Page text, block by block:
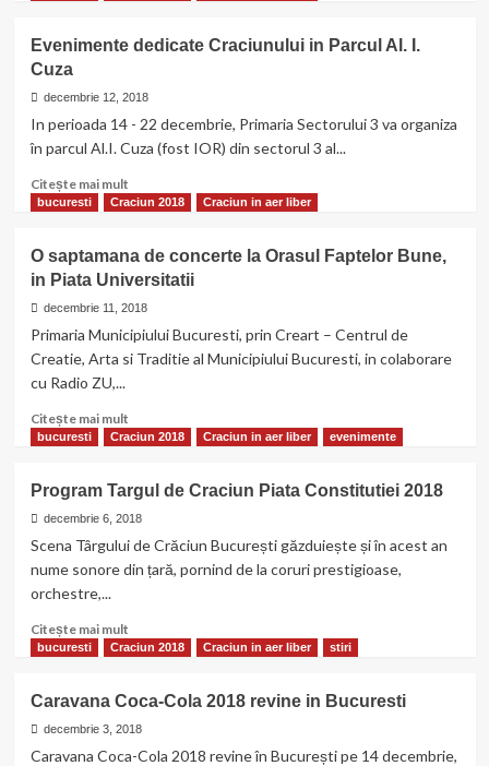
10
libere
bugetari
intre
decembrie
2
ianuarie
2019
Evenimente dedicate Craciunului in Parcul Al. I.
Cuza
decembrie 12, 2018
In perioada 14 - 22 decembrie, Primaria Sectorului 3 va organiza
în parcul Al.I. Cuza (fost IOR) din sectorul 3 al...
Citește mai multCitește
mai
Evenimente
dedicate
Craciunului
Parcul
Al.
bucuresti Craciun 2018 Craciun in aer liber
O saptamana de concerte la Orasul Faptelor Bune,
in Piata Universitatii
decembrie 11, 2018
Primaria Municipiului Bucuresti, prin Creart – Centrul de
Creatie, Arta si Traditie al Municipiului Bucuresti, in colaborare
cu Radio ZU,...
Citește mai multCitește
mai
O
saptamana
de
la
Bune,
Universitatii
bucuresti Craciun 2018 Craciun in aer liber evenimente
Program Targul de Craciun Piata Constitutiei 2018
decembrie 6, 2018
Scena Târgului de Crăciun București găzduiește și în acest an
nume sonore din țară, pornind de la coruri prestigioase,
orchestre,...
Citește mai multCitește
mai
Program
Targul
de
bucuresti Craciun 2018 Craciun in aer liber stiri
Caravana Coca-Cola 2018 revine in Bucuresti
decembrie 3, 2018
Caravana Coca-Cola 2018 revine în București pe 14 decembrie,